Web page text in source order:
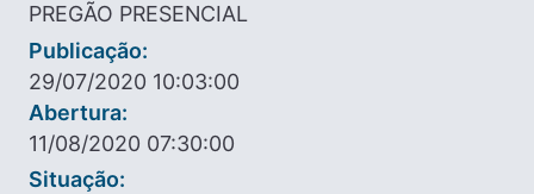
PREGÃO PRESENCIAL
Publicação:
29/07/2020 10:03:00
Abertura:
11/08/2020 07:30:00
Situação: